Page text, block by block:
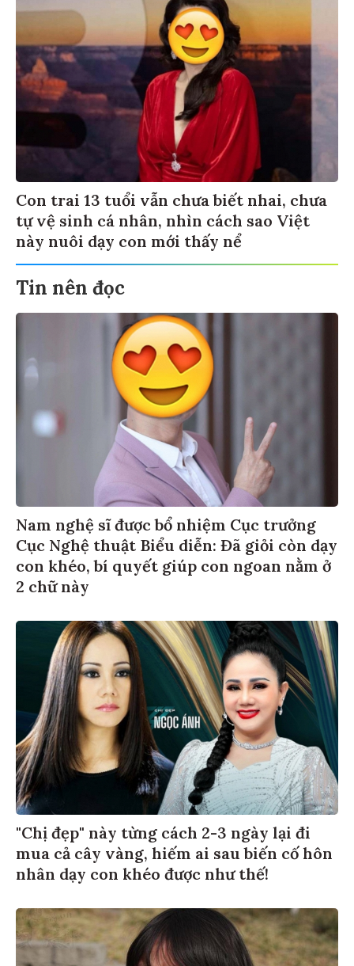
Con trai 13 tuổi vẫn chưa biết nhai, chưa
tự vệ sinh cá nhân, nhìn cách sao Việt
này nuôi dạy con mới thấy nể
Tin nên đọc
Nam nghệ sĩ được bổ nhiệm Cục trưởng
Cục Nghệ thuật Biểu diễn: Đã giỏi còn dạy
con khéo, bí quyết giúp con ngoan nằm ở
2 chữ này
"Chị đẹp" này từng cách 2-3 ngày lại đi
mua cả cây vàng, hiếm ai sau biến cố hôn
nhân dạy con khéo được như thế!